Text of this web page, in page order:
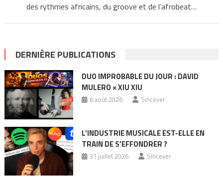
des rythmes africains, du groove et de l’afrobeat…
DERNIÈRE PUBLICATIONS
DUO IMPROBABLE DU JOUR : DAVID
MULERO × XIU XIU
6 août 2026 Sincever
L’INDUSTRIE MUSICALE EST-ELLE EN
TRAIN DE S’EFFONDRER ?
31 juillet 2026 Sincever